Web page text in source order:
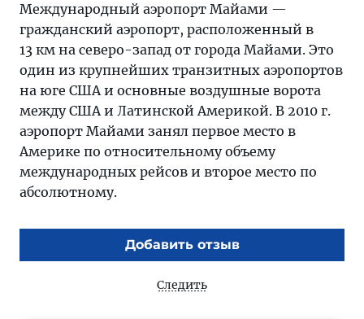
Международный аэропорт Майами —
гражданский аэропорт, расположенный в
13 км на северо-запад от города Майами. Это
один из крупнейших транзитных аэропортов
на юге США и основные воздушные ворота
между США и Латинской Америкой. В 2010 г.
аэропорт Майами занял первое место в
Америке по относительному объему
международных рейсов и второе место по
абсолютному.
Добавить отзыв
Следить